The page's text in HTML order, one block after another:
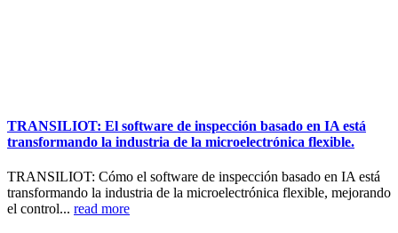
TRANSILIOT: El software de inspección basado en IA está
transformando la industria de la microelectrónica flexible.
TRANSILIOT: Cómo el software de inspección basado en IA está
transformando la industria de la microelectrónica flexible, mejorando
el control... read more